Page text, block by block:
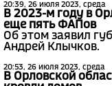
20:39, 26 июля 2023, среда
В 2023-м году в
еще пять ФАПов
Об этом заявил
Андрей Клычков.
20:53, 26 июля 2023, среда
В Орловской